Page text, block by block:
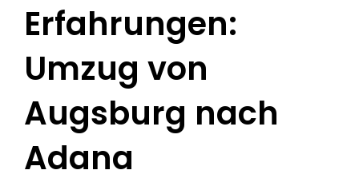
Erfahrungen:
Umzug von
Augsburg nach
Adana